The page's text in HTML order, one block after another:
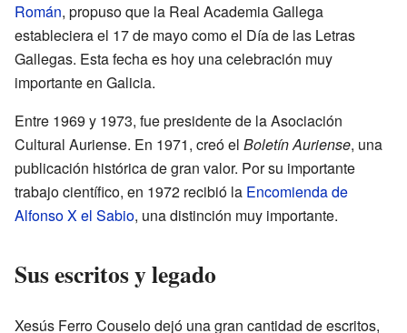
Román, propuso que la Real Academia Gallega
estableciera el 17 de mayo como el Día de las Letras
Gallegas. Esta fecha es hoy una celebración muy
importante en Galicia.
Entre 1969 y 1973, fue presidente de la Asociación
Cultural Auriense. En 1971, creó el Boletín Auriense, una
publicación histórica de gran valor. Por su importante
trabajo científico, en 1972 recibió la Encomienda de
Alfonso X el Sabio, una distinción muy importante.
Sus escritos y legado
Xesús Ferro Couselo dejó una gran cantidad de escritos,